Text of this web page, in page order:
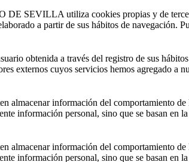
SEVILLA utiliza cookies propias y de
a partir de sus hábitos de navegación.
obtenida a través del registro de sus
externos cuyos servicios hemos agregado a
almacenar información del comportamiento
información personal, sino que se basan
almacenar información del comportamiento
información personal, sino que se basan